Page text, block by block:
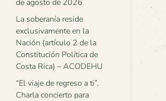
de agosto de 2026
La soberanía reside
exclusivamente en la
Nación (artículo 2 de la
Constitución Política de
Costa Rica) – ACODEHU
“El viaje de regreso a ti”.
Charla concierto para